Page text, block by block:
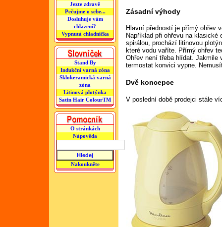
Jezte zdravě
Pečujme o sebe...
Dosluhuje vám
chlazení?
Vypnutá chladnička
Stand By
Indukční varná zóna
Sklokeramická varná
zóna
Litinová plotýnka
Satin Hair ColourTM
O stránkách
Nápověda
Nakoukněte
Zásadní výhody
Hlavní předností je přímý ohřev
Například při ohřevu na
spirálou, prochází litinovou
které vodu vaříte. Přímý ohřev
Ohřev není třeba hlídat. Jakmile
termostat konvici vypne.
Dvě koncepce
V poslední době prodejci stále